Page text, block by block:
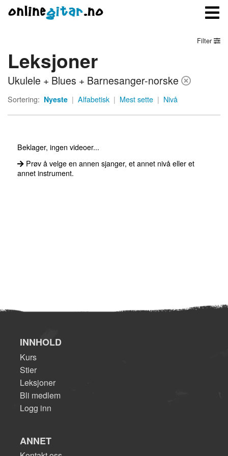
Meny
Logg inn
Filter
Leksjoner
Ukulele + Blues + Barnesanger-norske
Sortering: Nyeste | Alfabetisk | Mest sette | Nivå
Beklager, ingen videoer...
Prøv å velge en annen sjanger, et annet nivå eller et
annet instrument.
INNHOLD
Kurs
Stier
Leksjoner
Bli medlem
Logg inn
ANNET